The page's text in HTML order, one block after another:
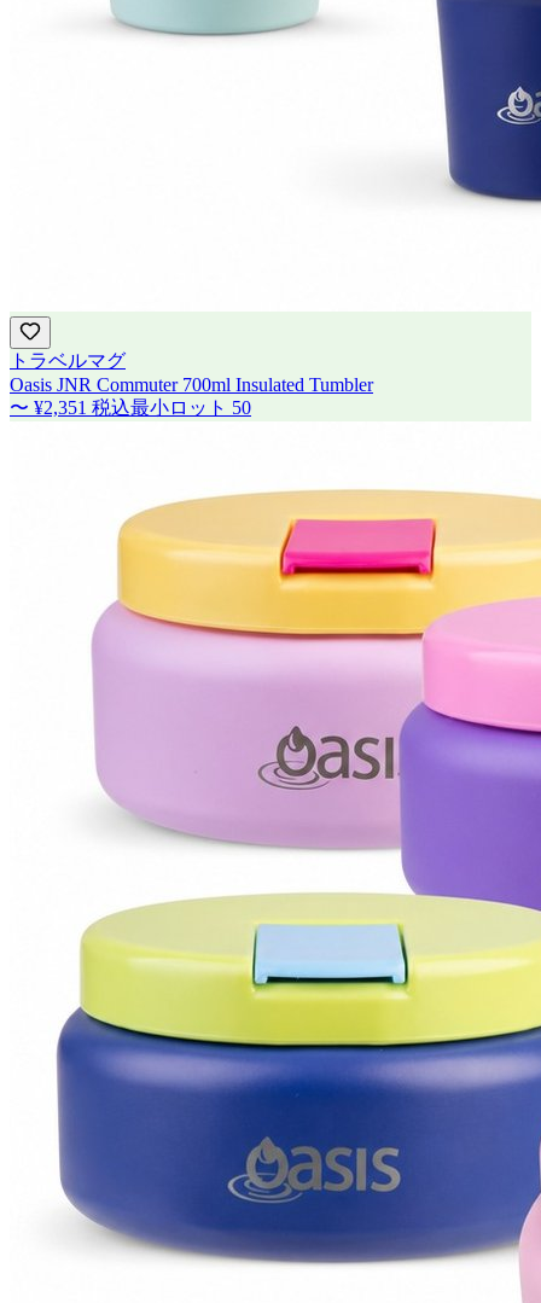
トラベルマグ
Oasis JNR Commuter 700ml Insulated Tumbler
〜 ¥2,351 税込最小ロット 50